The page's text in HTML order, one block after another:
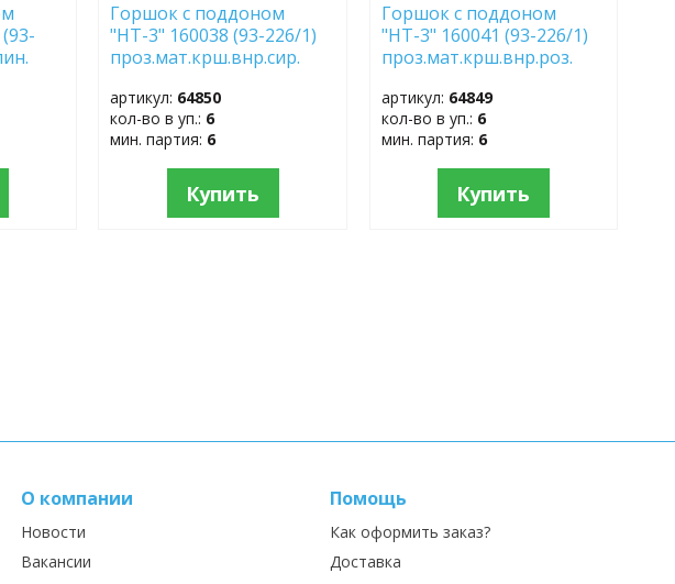
Горшок с поддоном
"НТ-3" 160038 (93-226/1)
проз.мат.крш.внр.сир.
артикул: 64850
кол-во в уп.: 6
мин. партия: 6
Купить
Горшок с поддоном
"НТ-3" 160041 (93-226/1)
проз.мат.крш.внр.роз.
артикул: 64849
кол-во в уп.: 6
мин. партия: 6
Купить
О компании
Новости
Вакансии
Помощь
Как оформить заказ?
Доставка